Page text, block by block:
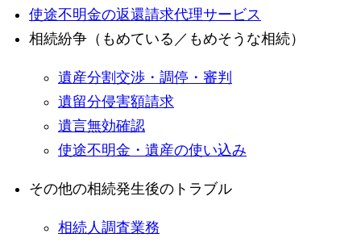
使途不明金の返還請求代理サービス
相続紛争（もめている／もめそうな相続）
遺産分割交渉・調停・審判
遺留分侵害額請求
遺言無効確認
使途不明金・遺産の使い込み
その他の相続発生後のトラブル
相続人調査業務